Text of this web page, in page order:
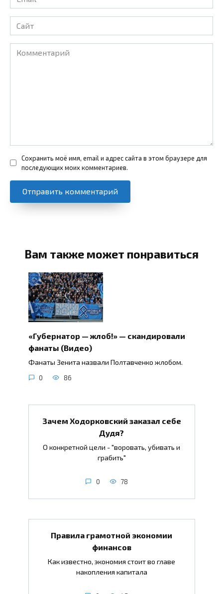
*
Сайт
Комментарий
Сохранить моё имя, email и адрес сайта в этом браузере для
последующих моих комментариев.
Вам также может понравиться
«Губернатор — жлоб!» — скандировали
фанаты (Видео)
Фанаты Зенита назвали Полтавченко жлобом.
0 86
Зачем Ходорковский заказал себе
Дудя?
О конкретной цели - "воровать, убивать и
грабить"
0 78
Правила грамотной экономии
финансов
Как известно, экономия стоит во главе
накопления капитала